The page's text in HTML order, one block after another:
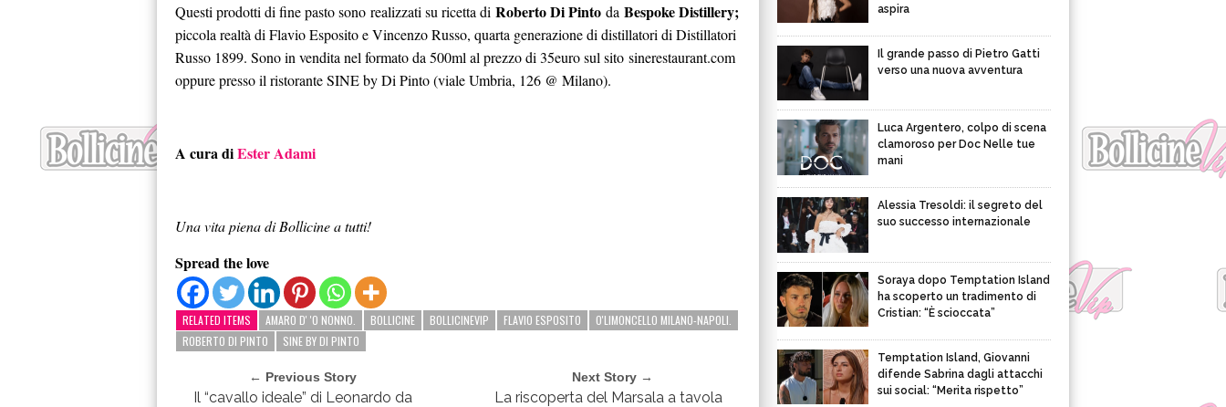
Questi prodotti di fine pasto sono realizzati su ricetta di Roberto Di Pinto da Bespoke Distillery;
piccola realtà di Flavio Esposito e Vincenzo Russo, quarta generazione di distillatori di Distillatori
Russo 1899. Sono in vendita nel formato da 500ml al prezzo di 35euro sul sito sinerestaurant.com
oppure presso il ristorante SINE by Di Pinto (viale Umbria, 126 @ Milano).
A cura diEster Adami
Una vita piena di Bollicine a tutti!
Spread the love
RELATED ITEMS AMARO D' 'O NONNO. BOLLICINE BOLLICINEVIP FLAVIO ESPOSITO
O'LIMONCELLO MILANO-NAPOLI.
ROBERTO DI PINTO
SINE BY DI PINTO
← Previous Story
Il “cavallo ideale” di Leonardo da
Next Story →
La riscoperta del Marsala a tavola
aspira
Il grande passo di Pietro Gatti
verso una nuova avventura
Luca Argentero, colpo di scena
clamoroso per Doc Nelle tue
mani
Alessia Tresoldi: il segreto del
suo successo internazionale
Soraya dopo Temptation Island
ha scoperto un tradimento di
Cristian: “È scioccata”
Temptation Island, Giovanni
difende Sabrina dagli attacchi
sui social: “Merita rispetto”